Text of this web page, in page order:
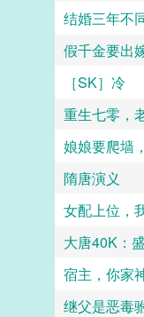
结婚三年不
假千金要出
［SK］冷
重生七零，
娘娘要爬墙
隋唐演义
女配上位，
大唐40K：
宿主，你家
继父是恶毒